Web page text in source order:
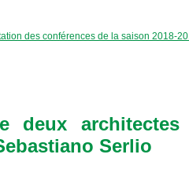
des conférences de la saison 2018-
deux
Serlio